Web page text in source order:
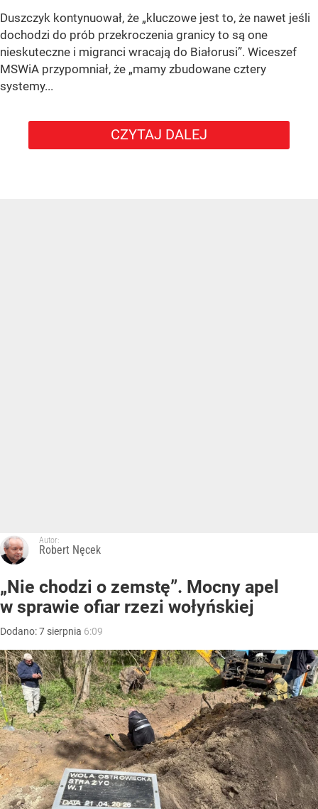
Duszczyk kontynuował, że „kluczowe jest to, że nawet jeśli
dochodzi do prób przekroczenia granicy to są one
nieskuteczne i migranci wracają do Białorusi”. Wiceszef
MSWiA przypomniał, że „mamy zbudowane cztery
systemy...
CZYTAJ DALEJ
Autor:
Robert Nęcek
„Nie chodzi o zemstę”. Mocny apel
w sprawie ofiar rzezi wołyńskiej
Dodano:7 sierpnia 6:09